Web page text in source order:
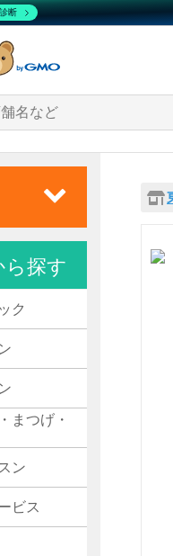
ら探す
ク
まつげ・
ン
ビス
断